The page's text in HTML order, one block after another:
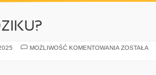
MOŻLIWOŚĆ KOMENTOWANIA JAK
ZOSTAŁA